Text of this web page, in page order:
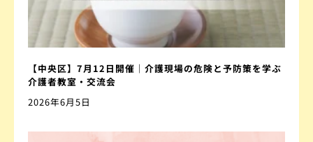
【中央区】7月12日開催｜介護現場の危険と予防策を学ぶ
介護者教室・交流会
2026年6月5日